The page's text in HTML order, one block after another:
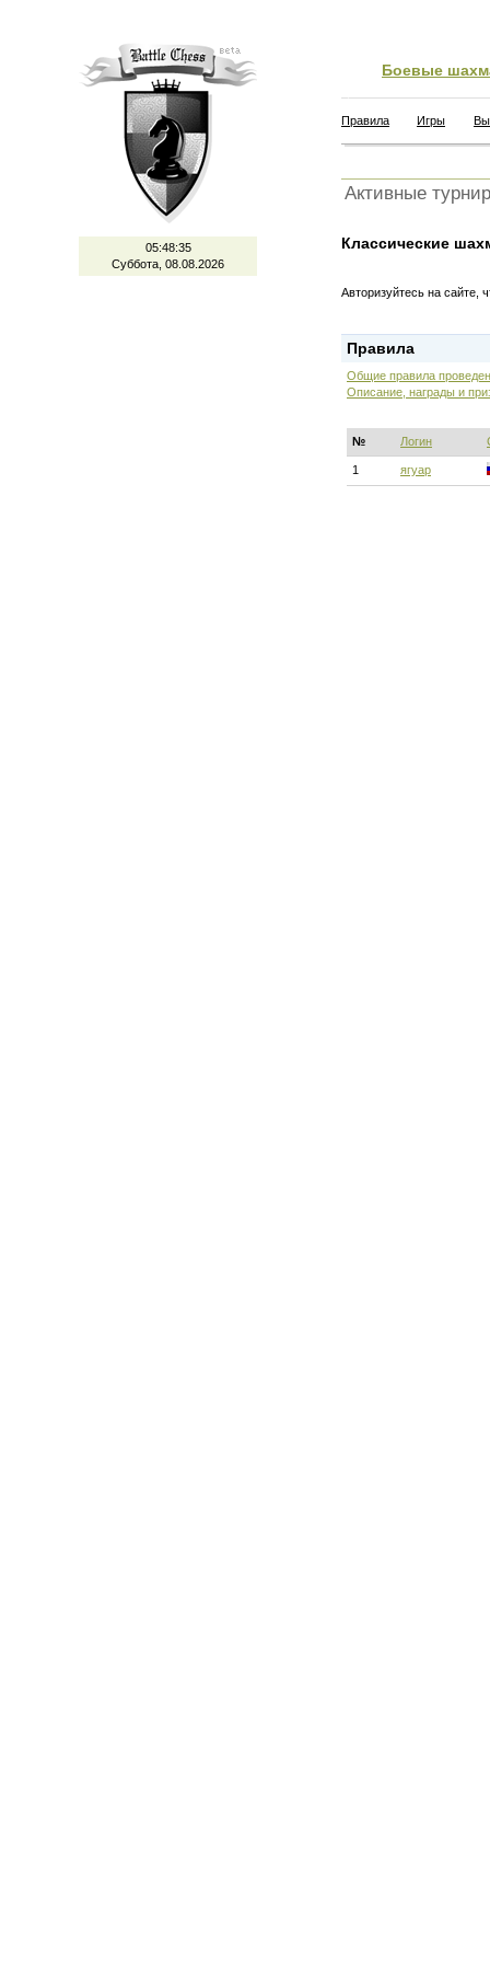
05:48:36
Суббота, 08.08.2026
Боевые
Правила Игры
Активные
Классические
Авторизуйтесь на сайте,
Правила
Общие правила
Описание, награды и
№ Логин
1 ягуар